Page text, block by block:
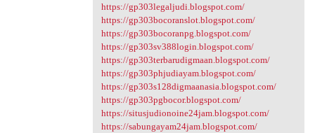
https://gp303legaljudi.blogspot.com/
https://gp303bocoranslot.blogspot.com/
https://gp303bocoranpg.blogspot.com/
https://gp303sv388login.blogspot.com/
https://gp303terbarudigmaan.blogspot.com/
https://gp303phjudiayam.blogspot.com/
https://gp303s128digmaanasia.blogspot.com/
https://gp303pgbocor.blogspot.com/
https://situsjudionoine24jam.blogspot.com/
https://sabungayam24jam.blogspot.com/